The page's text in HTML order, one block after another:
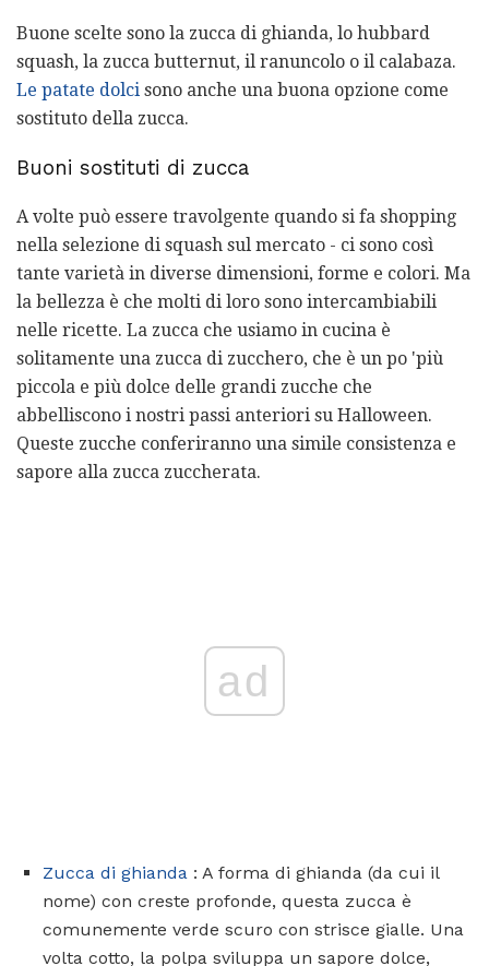
Buone scelte sono la zucca di ghianda, lo hubbard
squash, la zucca butternut, il ranuncolo o il calabaza.
Le patate dolci sono anche una buona opzione come
sostituto della zucca.
Buoni sostituti di zucca
A volte può essere travolgente quando si fa shopping
nella selezione di squash sul mercato - ci sono così
tante varietà in diverse dimensioni, forme e colori. Ma
la bellezza è che molti di loro sono intercambiabili
nelle ricette. La zucca che usiamo in cucina è
solitamente una zucca di zucchero, che è un po 'più
piccola e più dolce delle grandi zucche che
abbelliscono i nostri passi anteriori su Halloween.
Queste zucche conferiranno una simile consistenza e
sapore alla zucca zuccherata.
ad
Zucca di ghianda : A forma di ghianda (da cui il
nome) con creste profonde, questa zucca è
comunemente verde scuro con strisce gialle. Una
volta cotto, la polpa sviluppa un sapore dolce,